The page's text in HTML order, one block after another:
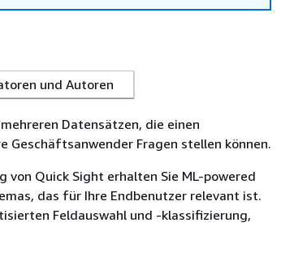
und Autoren
Datensätzen, die einen
Geschäftsanwender Fragen stellen können.
Quick Sight erhalten Sie ML-powered
das für Ihre Endbenutzer relevant ist.
Feldauswahl und -klassifizierung,